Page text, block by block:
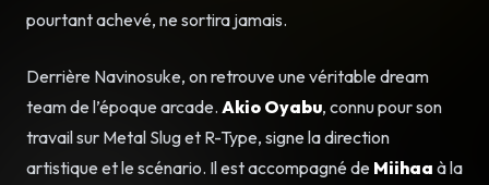
pourtant achevé, ne sortira jamais.
Derrière Navinosuke, on retrouve une véritable dream
team de l’époque arcade. Akio Oyabu, connu pour son
travail sur Metal Slug et R-Type, signe la direction
artistique et le scénario. Il est accompagné de Miihaa à la